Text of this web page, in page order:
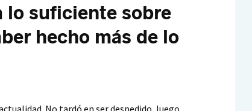
lo suficiente sobre
hecho más de lo
No tardó en ser despedido, luego